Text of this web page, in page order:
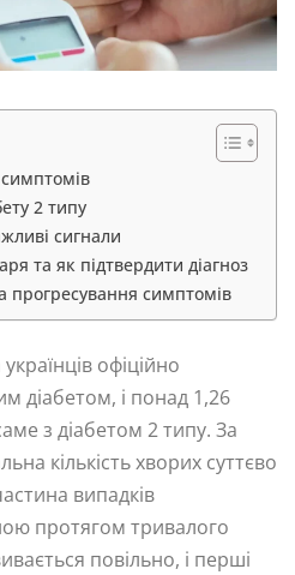
2 типу
сигнали
та як підтвердити діагноз
прогресування симптомів
офіційно
діабетом, і понад 1,26
з діабетом 2 типу. За
кількість хворих суттєво
випадків
протягом тривалого
повільно, і перші